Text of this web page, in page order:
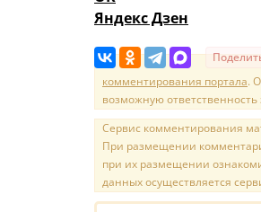
Яндекс Дзен
комментирования портала.
возможную
Сервис комментирования
При размещении
при их размещении
данных осуществляется